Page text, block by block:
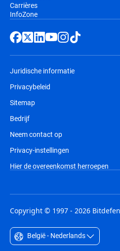
Carrières
InfoZone
Juridische informatie
Privacybeleid
Sitemap
Bedrijf
Neem contact op
Privacy-instellingen
Hier de overeenkomst herroepen
Copyright © 1997 - 2026
België - Nederlands